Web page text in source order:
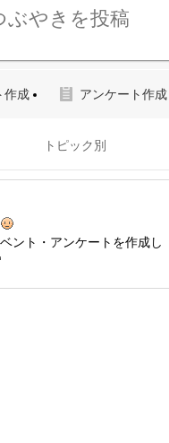
ぶやきを投稿
作成 アンケート作成
トピック別
ント・アンケートを作成し